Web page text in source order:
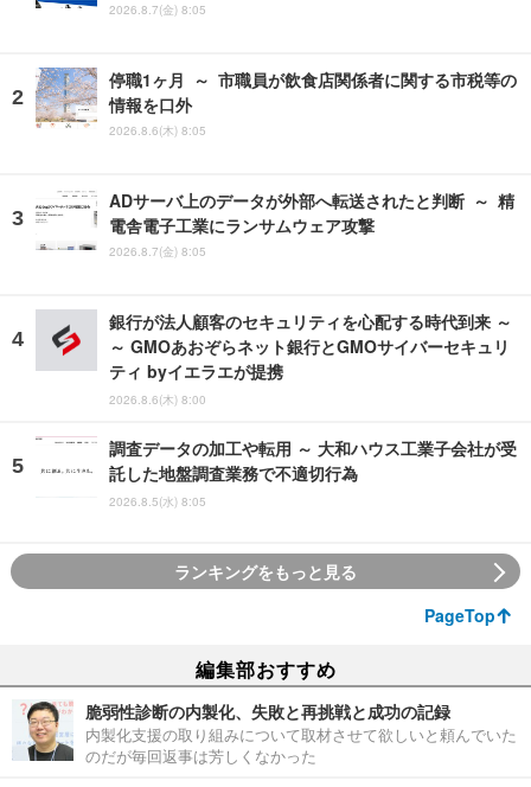
2026.8.7(金) 8:05
停職1ヶ月 ～ 市職員が飲食店関係者に関する市税等の
情報を口外
2026.8.6(木) 8:05
ADサーバ上のデータが外部へ転送されたと判断 ～ 精
電舎電子工業にランサムウェア攻撃
2026.8.7(金) 8:05
銀行が法人顧客のセキュリティを心配する時代到来 ～
～ GMOあおぞらネット銀行とGMOサイバーセキュリ
ティ byイエラエが提携
2026.8.6(木) 8:00
調査データの加工や転用 ～ 大和ハウス工業子会社が受
託した地盤調査業務で不適切行為
2026.8.5(水) 8:05
ランキングをもっと見る
PageTop
編集部おすすめ
脆弱性診断の内製化、失敗と再挑戦と成功の記録
内製化支援の取り組みについて取材させて欲しいと頼んでいた
のだが毎回返事は芳しくなかった